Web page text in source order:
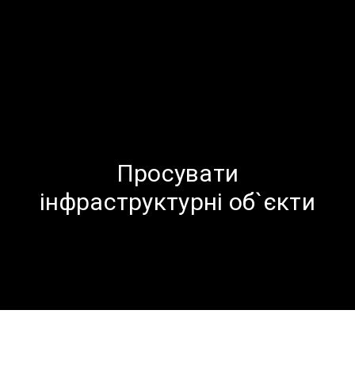
Просувати
інфраструктурні об`єкти